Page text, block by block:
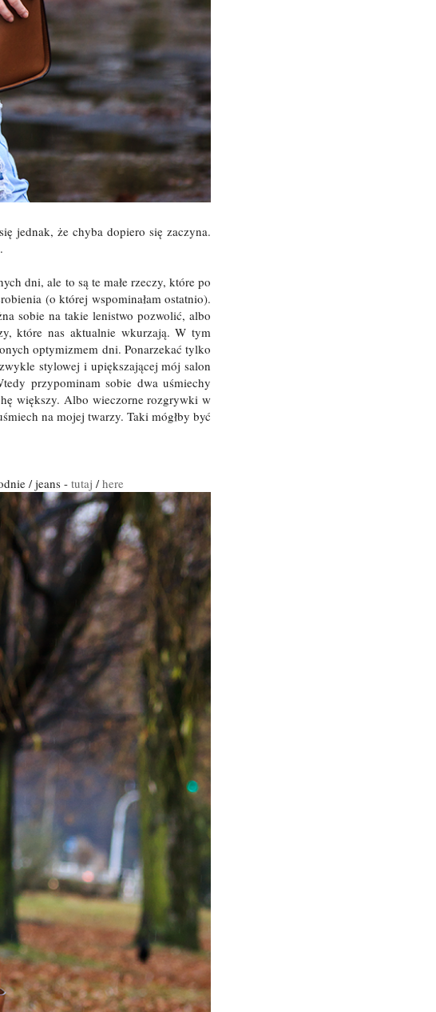
jednak, że chyba dopiero się zaczyna.
dni, ale to są te małe rzeczy, które po
(o której wspominałam ostatnio).
sobie na takie lenistwo pozwolić, albo
które nas aktualnie wkurzają. W tym
optymizmem dni. Ponarzekać tylko
stylowej i upiększającej mój salon
przypominam sobie dwa uśmiechy
większy. Albo wieczorne rozgrywki w
na mojej twarzy. Taki mógłby być
/ jeans - tutaj /here